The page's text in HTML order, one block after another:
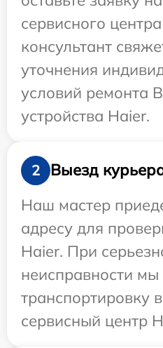
сервисного
консультант
уточнения
условий ремонта
устройства Haier.
2
Выезд
Наш мастер
адресу для
Haier. При
неисправности мы
транспортировку
сервисный центр